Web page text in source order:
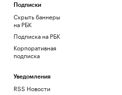
Подписки
Скрыть баннеры
на РБК
Подписка на РБК
Корпоративная
подписка
Уведомления
RSS Новости